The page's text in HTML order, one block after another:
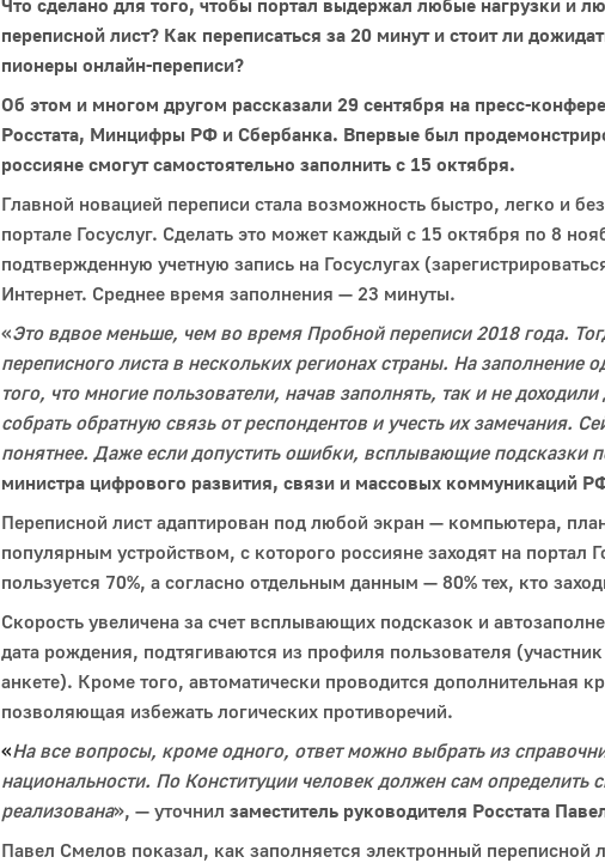
Что сделано для того, чтобы портал выдержал любые нагрузки и
переписной лист? Как переписаться за 20 минут и стоит ли
пионеры онлайн-переписи?
Об этом и многом другом рассказали 29 сентября на пресс-
Росстата, Минцифры РФ и Сбербанка. Впервые был
россияне смогут самостоятельно заполнить с 15 октября.
Главной новацией переписи стала возможность быстро, легко и
портале Госуслуг. Сделать это может каждый с 15 октября по 8
подтвержденную учетную запись на Госуслугах
Интернет. Среднее время заполнения — 23 минуты.
«Это вдвое меньше, чем во время Пробной переписи 2018 года.
переписного листа в нескольких регионах страны. На заполнение
того, что многие пользователи, начав заполнять, так и не
собрать обратную связь от респондентов и учесть их замечания.
понятнее. Даже если допустить ошибки, всплывающие подсказки
министра цифрового развития, связи и массовых коммуникаций
Переписной лист адаптирован под любой экран — компьютера,
популярным устройством, с которого россияне заходят на портал
пользуется 70%, а согласно отдельным данным — 80% тех, кто
Скорость увеличена за счет всплывающих подсказок и
дата рождения, подтягиваются из профиля пользователя
анкете). Кроме того, автоматически проводится дополнительная
позволяющая избежать логических противоречий.
«На все вопросы, кроме одного, ответ можно выбрать из
национальности. По Конституции человек должен сам определить
реализована», — уточнил заместитель руководителя Росстата
Павел Смелов показал, как заполняется электронный